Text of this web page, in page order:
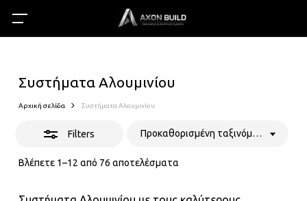
Menu
Συστήματα Αλουμινίου
Αρχική σελίδα Συστήματα Αλουμινίου
Filters
Βλέπετε 1–12 από 76 αποτελέσματα
Προκαθορισμένη ταξινόμηση